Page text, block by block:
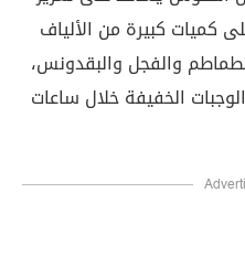
كميات كبيرة من الألياف
والفجل والبقدونس،
الخفيفة خلال ساعات